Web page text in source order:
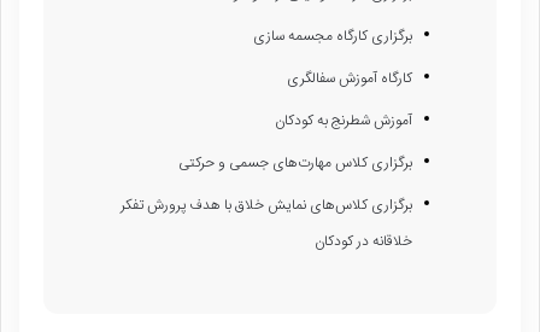
برگزاری کارگاه مجسمه سازی
کارگاه آموزش سفالگری
آموزش شطرنج به کودکان
برگزاری کلاس مهارت‌های جسمی و حرکتی
برگزاری کلاس‌های نمایش خلاق با هدف پرورش تفکر
خلاقانه در کودکان